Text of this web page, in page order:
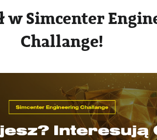
w Simcenter
Challange!